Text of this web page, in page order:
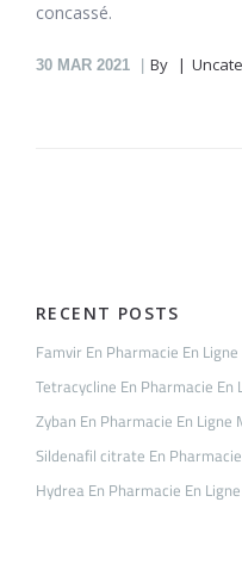
concassé.
30 MAR 2021 By
RECENT POSTS
Famvir En Pharmacie En
Tetracycline En Pharmacie En
Zyban En Pharmacie En Ligne
Sildenafil citrate En
Hydrea En Pharmacie En